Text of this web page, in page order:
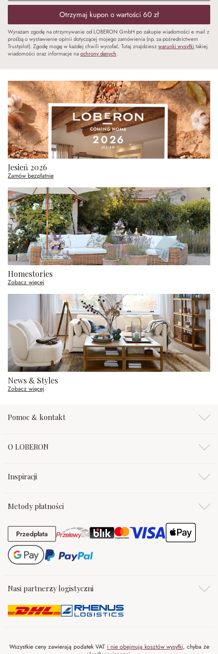
Otrzymaj kupon o wartości 60 zł
Wyrażam zgodę na otrzymywanie od LOBERON GmbH po zakupie wiadomości e mail z
prośbą o wystawienie opinii dotyczącej mojego zamówienia (np. za pośrednictwem
Trustpilot). Zgodę mogę w każdej chwili wycofać. Tutaj znajdzieszwarunki wysyłki takiej
wiadomości oraz informacje naochrony danych.
Jesień 2026
Zamów bezpłatnie
Homestories
Zobacz więcej
News & Styles
Zobacz więcej
Pomoc & kontakt
O LOBERON
Inspiracji
Metody płatności
PrzedpłataPrzedpłata
Nasi partnerzy logistyczni
Wszystkie ceny zawierają podatek VAT i nie obejmują kosztów wysyłki, chyba że